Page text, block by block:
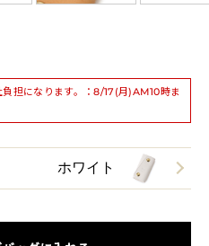
担になります。：8/17(月)AM10時ま
ホワイト